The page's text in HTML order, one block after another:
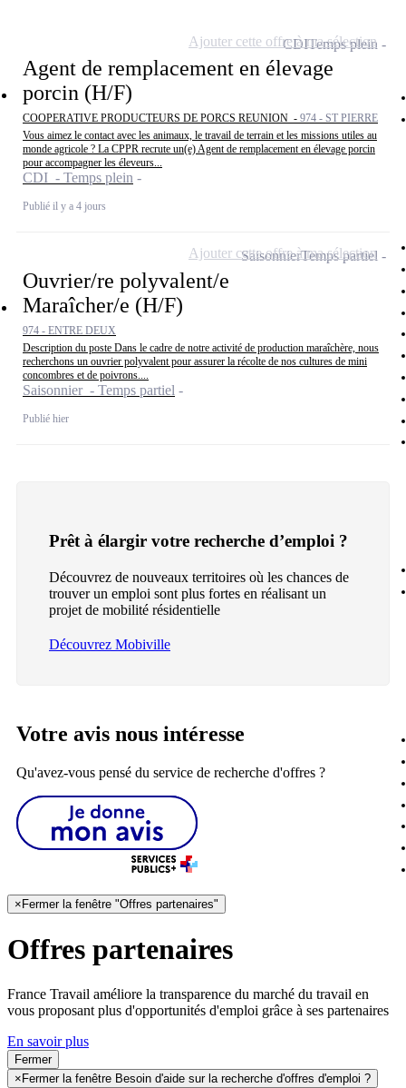
Agent de remplacement en élevage
porcin (H/F)
COOPERATIVE PRODUCTEURS DE PORCS REUNION - 974 - ST PIERRE
Vous aimez le contact avec les animaux, le travail de terrain et les missions utiles au
monde agricole ? La CPPR recrute un(e) Agent de remplacement en élevage porcin
pour accompagner les éleveurs...
CDI - Temps plein
Publié il y a 4 jours
CDITemps plein
Ajouter cette offre à ma sélection
Ouvrier/re polyvalent/e
Maraîcher/e (H/F)
974 - ENTRE DEUX
Description du poste Dans le cadre de notre activité de production maraîchère, nous
recherchons un ouvrier polyvalent pour assurer la récolte de nos cultures de mini
concombres et de poivrons....
Saisonnier - Temps partiel
Publié hier
SaisonnierTemps partiel
Ajouter cette offre à ma sélection
Prêt à élargir votre recherche d’emploi ?
Découvrez de nouveaux territoires où les chances de
trouver un emploi sont plus fortes en réalisant un
projet de mobilité résidentielle
Découvrez Mobiville
Votre avis nous intéresse
Qu'avez-vous pensé du service de recherche d'offres ?
× Fermer la fenêtre "Offres partenaires"
Offres partenaires
France Travail améliore la transparence du marché du travail en
vous proposant plus d'opportunités d'emploi grâce à ses partenaires
En savoir plus
Fermer
× Fermer la fenêtre Besoin d'aide sur la recherche d'offres d'emploi ?